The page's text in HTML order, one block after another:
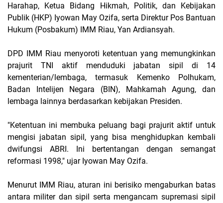
Harahap, Ketua Bidang Hikmah, Politik, dan Kebijakan
Publik (HKP) Iyowan May Ozifa, serta Direktur Pos Bantuan
Hukum (Posbakum) IMM Riau, Yan Ardiansyah.
DPD IMM Riau menyoroti ketentuan yang memungkinkan
prajurit TNI aktif menduduki jabatan sipil di 14
kementerian/lembaga, termasuk Kemenko Polhukam,
Badan Intelijen Negara (BIN), Mahkamah Agung, dan
lembaga lainnya berdasarkan kebijakan Presiden.
"Ketentuan ini membuka peluang bagi prajurit aktif untuk
mengisi jabatan sipil, yang bisa menghidupkan kembali
dwifungsi ABRI. Ini bertentangan dengan semangat
reformasi 1998," ujar Iyowan May Ozifa.
Menurut IMM Riau, aturan ini berisiko mengaburkan batas
antara militer dan sipil serta mengancam supremasi sipil